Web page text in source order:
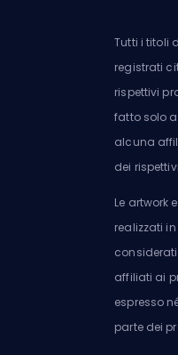
Tutti i titoli
registrati
rispettivi
fatto solo
alcuna
dei
Le artwork
realizzati
affiliati ai
espresso
parte dei